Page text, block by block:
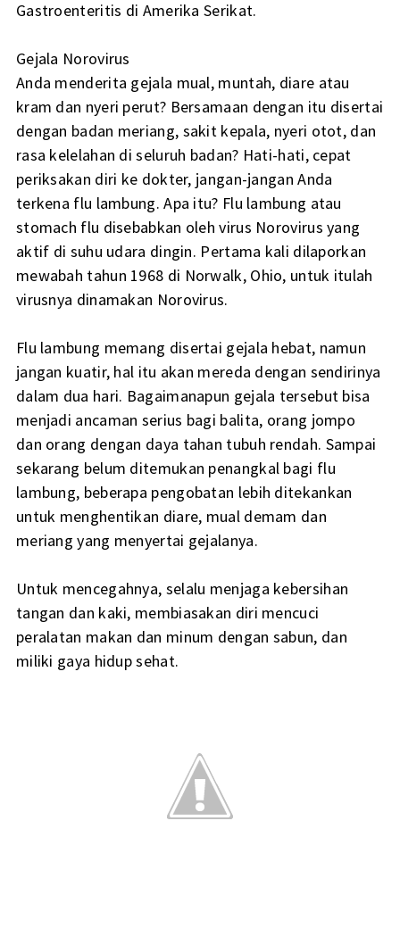
Gastroenteritis di Amerika Serikat.
Gejala Norovirus
Anda menderita gejala mual, muntah, diare atau
kram dan nyeri perut? Bersamaan dengan itu disertai
dengan badan meriang, sakit kepala, nyeri otot, dan
rasa kelelahan di seluruh badan? Hati-hati, cepat
periksakan diri ke dokter, jangan-jangan Anda
terkena flu lambung. Apa itu? Flu lambung atau
stomach flu disebabkan oleh virus Norovirus yang
aktif di suhu udara dingin. Pertama kali dilaporkan
mewabah tahun 1968 di Norwalk, Ohio, untuk itulah
virusnya dinamakan Norovirus.
Flu lambung memang disertai gejala hebat, namun
jangan kuatir, hal itu akan mereda dengan sendirinya
dalam dua hari. Bagaimanapun gejala tersebut bisa
menjadi ancaman serius bagi balita, orang jompo
dan orang dengan daya tahan tubuh rendah. Sampai
sekarang belum ditemukan penangkal bagi flu
lambung, beberapa pengobatan lebih ditekankan
untuk menghentikan diare, mual demam dan
meriang yang menyertai gejalanya.
Untuk mencegahnya, selalu menjaga kebersihan
tangan dan kaki, membiasakan diri mencuci
peralatan makan dan minum dengan sabun, dan
miliki gaya hidup sehat.